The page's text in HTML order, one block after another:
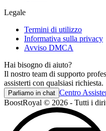
Legale
Termini di utilizzo
Informativa sulla privacy
Avviso DMCA
Hai bisogno di aiuto?
Il nostro team di supporto
assisterti con qualsiasi richiesta.
Parliamo in chat Centro
BoostRoyal © 2026 - Tutti i